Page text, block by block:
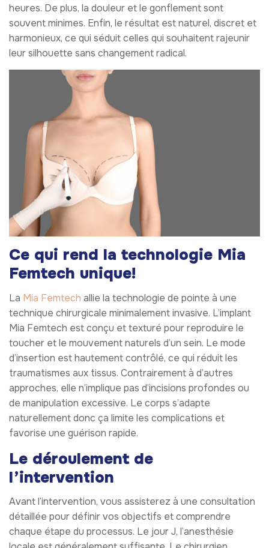
heures. De plus, la douleur et le gonflement sont
souvent minimes. Enfin, le résultat est naturel, discret et
harmonieux, ce qui séduit celles qui souhaitent rajeunir
leur silhouette sans changement radical.
Ce qui rend la technologie Mia
Femtech unique!
La Mia Femtech allie la technologie de pointe à une
technique chirurgicale minimalement invasive. L’implant
Mia Femtech est conçu et texturé pour reproduire le
toucher et le mouvement naturels d’un sein. Le mode
d’insertion est hautement contrôlé, ce qui réduit les
traumatismes aux tissus. Contrairement à d’autres
approches, elle n’implique pas d’incisions profondes ou
de manipulation excessive. Le corps s’adapte
naturellement donc ça limite les complications et
favorise une guérison rapide.
Le déroulement de
l’intervention
Avant l’intervention, vous assisterez à une consultation
détaillée pour définir vos objectifs et comprendre
chaque étape du processus. Le jour J, l’anesthésie